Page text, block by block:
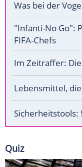
Was bei der
"Infanti-No Go":
FIFA-Chefs
Im Zeitraffer:
Lebensmittel,
Sicherheitstools:
Quiz